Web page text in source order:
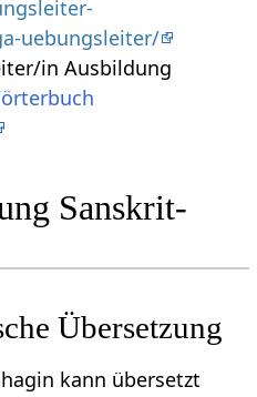
uebungsleiter/
in Ausbildung
Sanskrit-
Übersetzung
kann übersetzt